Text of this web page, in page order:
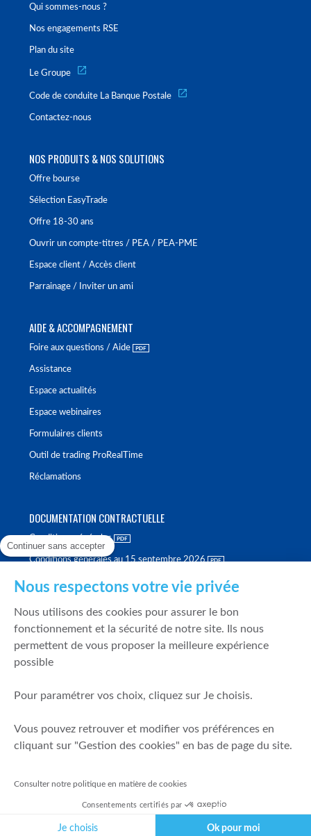
Qui sommes-nous ?
Nos engagements RSE
Plan du site
Le Groupe
Code de conduite La Banque Postale
Contactez-nous
NOS PRODUITS & NOS SOLUTIONS
Offre bourse
Sélection EasyTrade
Offre 18-30 ans
Ouvrir un compte-titres / PEA / PEA-PME
Espace client / Accès client
Parrainage / Inviter un ami
AIDE & ACCOMPAGNEMENT
Foire aux questions / Aide
Assistance
Espace actualités
Espace webinaires
Formulaires clients
Outil de trading ProRealTime
Réclamations
DOCUMENTATION CONTRACTUELLE
Conditions générales
Conditions générales au 15 septembre 2026
Politique de meilleure sélection
Politique de durabilité
Fonds de garantie des dépôts et de résolution
Mentions légales
Prévention de la fraude
Politique de gestion des conflits d'intérêts
Continuer sans accepter
Nous respectons votre vie privée
Nous utilisons des cookies pour assurer le bon
fonctionnement et la sécurité de notre site. Ils nous
permettent de vous proposer la meilleure expérience
possible
Pour paramétrer vos choix, cliquez sur Je choisis.
Vous pouvez retrouver et modifier vos préférences en
cliquant sur "Gestion des cookies" en bas de page du site.
Consulter notre politique en matière de cookies
Consentements certifiés par
Je choisis Ok pour moi